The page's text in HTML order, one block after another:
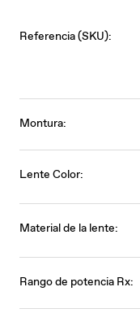
Referencia (SKU):
Montura:
Lente Color:
Material de la lente:
Rango de potencia Rx: